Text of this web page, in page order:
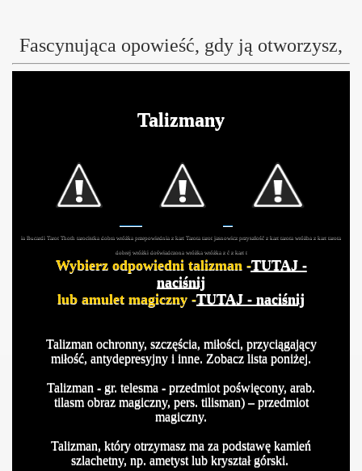
Fascynująca opowieść, gdy ją otworzysz,
Talizmany
ia Bucardi Tarot Thoth tarocistka dobra wróżka przepowiednia z kart Tarota tarot jasnowicz przyszłość z kart tarota wróżba z kart tarota
dobrej wróżki doświadczona wróżka wróżka z ć z kart t
Wybierz odpowiedni talizman -TUTAJ -
naciśnij
lub amulet magiczny -TUTAJ - naciśnij
Talizman ochronny, szczęścia, miłości, przyciągający
miłość, antydepresyjny i inne. Zobacz lista poniżej.
Talizman - gr. telesma - przedmiot poświęcony, arab.
tilasm obraz magiczny, pers. tilisman) – przedmiot
magiczny.
Talizman, który otrzymasz ma za podstawę kamień
szlachetny, np. ametyst lub kryształ górski.